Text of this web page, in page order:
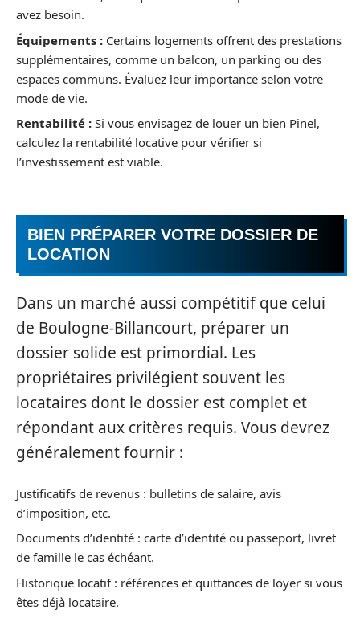
avez besoin.
Équipements : Certains logements offrent des prestations
supplémentaires, comme un balcon, un parking ou des
espaces communs. Évaluez leur importance selon votre
mode de vie.
Rentabilité : Si vous envisagez de louer un bien Pinel,
calculez la rentabilité locative pour vérifier si
l’investissement est viable.
BIEN PRÉPARER VOTRE DOSSIER DE
LOCATION
Dans un marché aussi compétitif que celui
de Boulogne-Billancourt, préparer un
dossier solide est primordial. Les
propriétaires privilégient souvent les
locataires dont le dossier est complet et
répondant aux critères requis. Vous devrez
généralement fournir :
Justificatifs de revenus : bulletins de salaire, avis
d’imposition, etc.
Documents d’identité : carte d’identité ou passeport, livret
de famille le cas échéant.
Historique locatif : références et quittances de loyer si vous
êtes déjà locataire.